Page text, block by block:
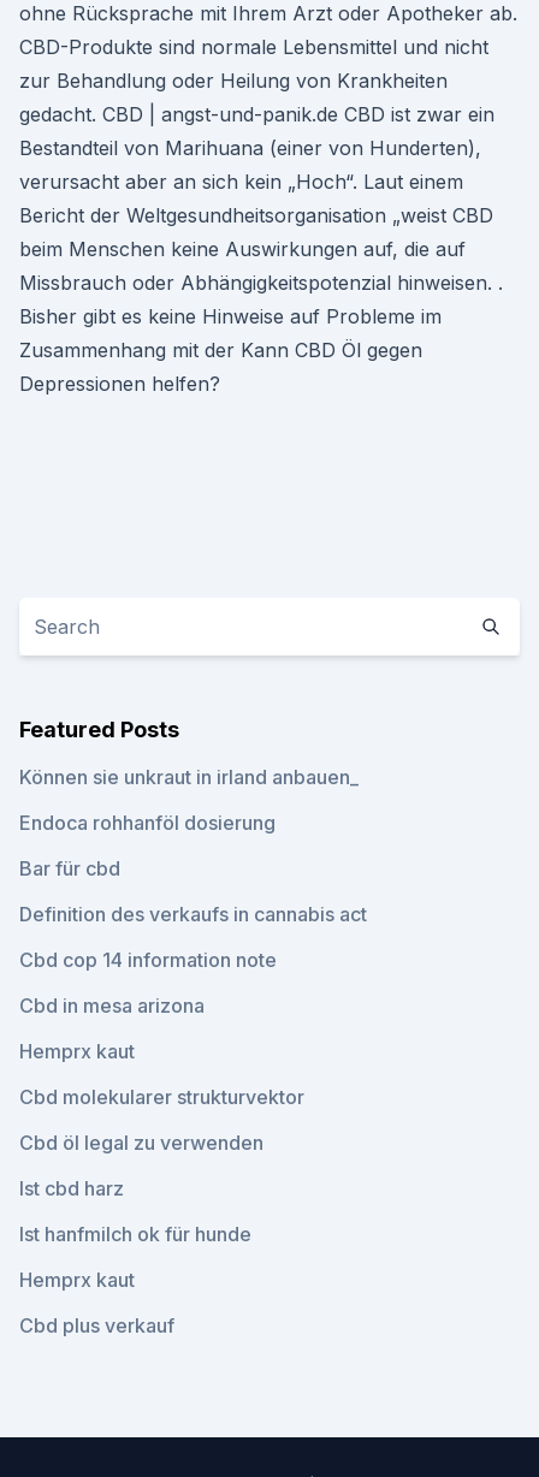
ohne Rücksprache mit Ihrem Arzt oder Apotheker ab.
CBD-Produkte sind normale Lebensmittel und nicht
zur Behandlung oder Heilung von Krankheiten
gedacht. CBD | angst-und-panik.de CBD ist zwar ein
Bestandteil von Marihuana (einer von Hunderten),
verursacht aber an sich kein „Hoch“. Laut einem
Bericht der Weltgesundheitsorganisation „weist CBD
beim Menschen keine Auswirkungen auf, die auf
Missbrauch oder Abhängigkeitspotenzial hinweisen. .
Bisher gibt es keine Hinweise auf Probleme im
Zusammenhang mit der Kann CBD Öl gegen
Depressionen helfen?
Featured Posts
Können sie unkraut in irland anbauen_
Endoca rohhanföl dosierung
Bar für cbd
Definition des verkaufs in cannabis act
Cbd cop 14 information note
Cbd in mesa arizona
Hemprx kaut
Cbd molekularer strukturvektor
Cbd öl legal zu verwenden
Ist cbd harz
Ist hanfmilch ok für hunde
Hemprx kaut
Cbd plus verkauf